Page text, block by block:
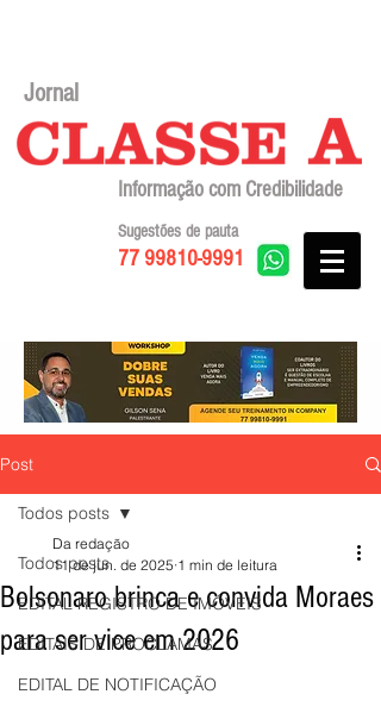
Jornal
Informação com Credibilidade
77 99810-9991
Sugestões de pauta
Post
Todos posts
EDITAL REGISTRO DE IMÓVEIS
EDITAIS DE PROCLAMAS
EDITAL DE NOTIFICAÇÃO
Todos posts
Bolsonaro brinca e convida Moraes
para ser vice em 2026
Da redação
11 de jun. de 2025 1 min de leitura